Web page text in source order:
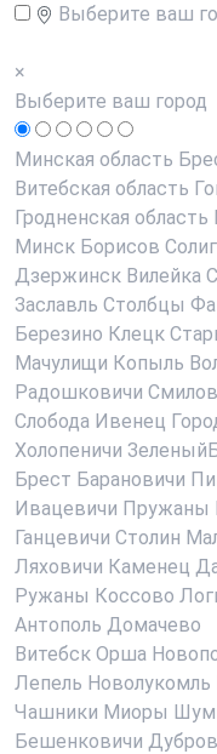
Выберите ваш
×
Выберите ваш город
Минская область
Витебская область
Гродненская область
Минск Борисов
Дзержинск Вилейка
Заславль Столбцы
Березино Клецк
Мачулищи Копыль
Радошковичи
Слобода Ивенец
Холопеничи
Брест Барановичи
Ивацевичи Пружаны
Ганцевичи Столин
Ляховичи Каменец
Ружаны Коссово
Антополь Домачево
Витебск Орша
Лепель Новолукомль
Чашники Миоры
Бешенковичи